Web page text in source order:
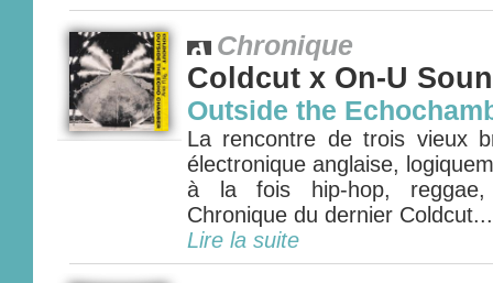
Chronique
Coldcut x On-U
Outside the
La rencontre de trois vieux
électronique anglaise,
à la fois hip-hop,
Chronique du dernier
Lire la suite